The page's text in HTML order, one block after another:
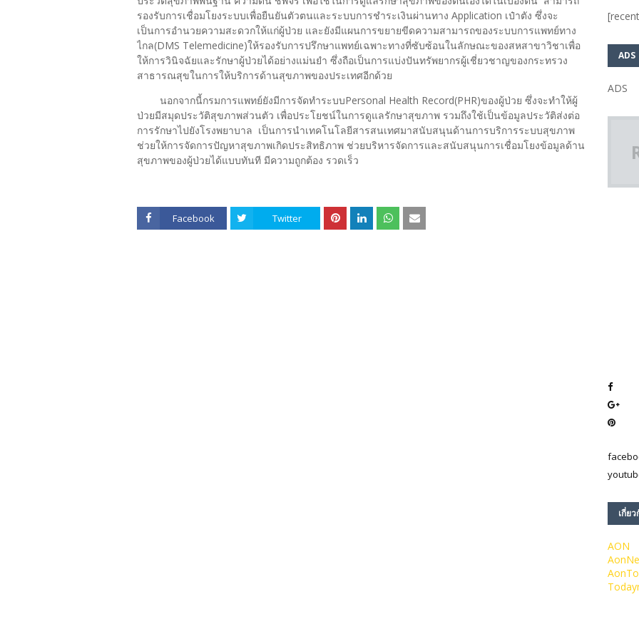
รองรับการเชื่อมโยงระบบเพื่อยืนยันตัวตนและระบบการชำระเงินผ่านทาง Application เป๋าตัง ซึ่งจะ
เป็นการอำนวยความสะดวกให้แก่ผู้ป่วย และยังมีแผนการขยายขีดความสามารถของระบบการแพทย์ทาง
ไกล(DMS Telemedicine)ให้รองรับการปรึกษาแพทย์เฉพาะทางที่ซับซ้อนในลักษณะของสหสาขาวิชาเพื่อ
ให้การวินิจฉัยและรักษาผู้ป่วยได้อย่างแม่นยำ ซึ่งถือเป็นการแบ่งปันทรัพยากรผู้เชี่ยวชาญของกระทรวง
สาธารณสุขในการให้บริการด้านสุขภาพของประเทศอีกด้วย
นอกจากนี้กรมการแพทย์ยังมีการจัดทำระบบPersonal Health Record(PHR)ของผู้ป่วย ซึ่งจะทำให้ผู้
ป่วยมีสมุดประวัติสุขภาพส่วนตัว เพื่อประโยชน์ในการดูแลรักษาสุขภาพ รวมถึงใช้เป็นข้อมูลประวัติส่งต่อ
การรักษาไปยังโรงพยาบาล เป็นการนำเทคโนโลยีสารสนเทศมาสนับสนุนด้านการบริการระบบสุขภาพ
ช่วยให้การจัดการปัญหาสุขภาพเกิดประสิทธิภาพ ช่วยบริหารจัดการและสนับสนุนการเชื่อมโยงข้อมูลด้าน
สุขภาพของผู้ป่วยได้แบบทันที มีความถูกต้อง รวดเร็ว
Facebook Twitter
ADS
ADS
เกี่ย
AON